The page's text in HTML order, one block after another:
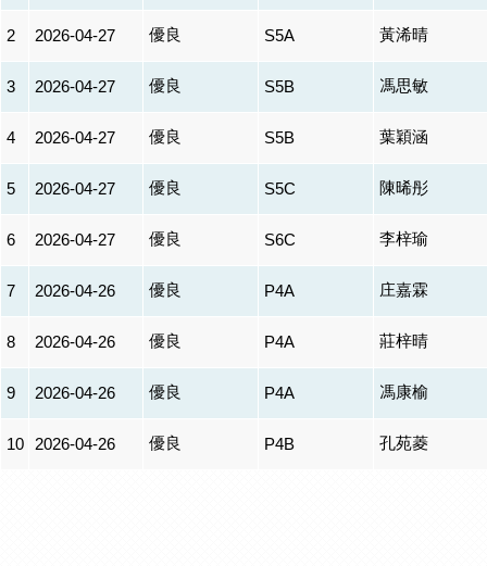
2 2026-04-27 優良 S5A 黃浠晴
3 2026-04-27 優良 S5B 馮思敏
4 2026-04-27 優良 S5B 葉穎涵
5 2026-04-27 優良 S5C 陳晞彤
6 2026-04-27 優良 S6C 李梓瑜
7 2026-04-26 優良 P4A 庄嘉霖
8 2026-04-26 優良 P4A 莊梓晴
9 2026-04-26 優良 P4A 馮康榆
10 2026-04-26 優良 P4B 孔苑菱